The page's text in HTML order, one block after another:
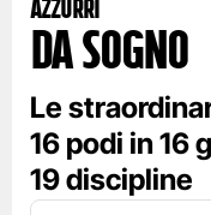
Azzurri
da sogno
Le
16 podi in 16
19 discipline